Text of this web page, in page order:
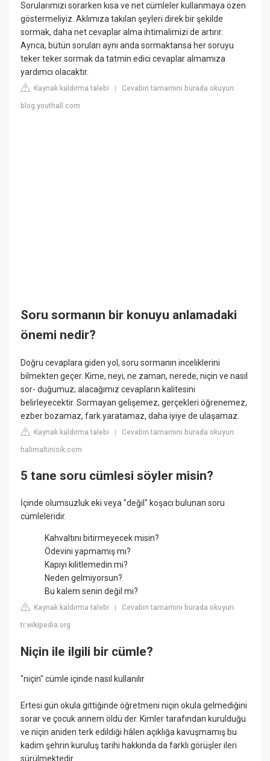
Sorularımızı sorarken kısa ve net cümleler kullanmaya özen
göstermeliyiz. Aklımıza takılan şeyleri direk bir şekilde
sormak, daha net cevaplar alma ihtimalimizi de artırır.
Ayrıca, bütün soruları aynı anda sormaktansa her soruyu
teker teker sormak da tatmin edici cevaplar almamıza
yardımcı olacaktır.
Kaynak kaldırma talebi |Cevabın tamamını burada okuyun:
blog.youthall.com
Soru sormanın bir konuyu anlamadaki
önemi nedir?
Doğru cevaplara giden yol, soru sormanın inceliklerini
bilmekten geçer. Kime, neyi, ne zaman, nerede, niçin ve nasıl
sor- duğumuz; alacağımız cevapların kalitesini
belirleyecektir. Sormayan gelişemez, gerçekleri öğrenemez,
ezber bozamaz, fark yaratamaz, daha iyiye de ulaşamaz.
Kaynak kaldırma talebi |Cevabın tamamını burada okuyun:
halimaltinisik.com
5 tane soru cümlesi söyler misin?
İçinde olumsuzluk eki veya "değil" koşacı bulunan soru
cümleleridir.
Kahvaltını bitirmeyecek misin?
Ödevini yapmamış mı?
Kapıyı kilitlemedin mi?
Neden gelmiyorsun?
Bu kalem senin değil mi?
Kaynak kaldırma talebi |Cevabın tamamını burada okuyun:
tr.wikipedia.org
Niçin ile ilgili bir cümle?
"niçin" cümle içinde nasıl kullanılır
Ertesi gün okula gittiğinde öğretmeni niçin okula gelmediğini
sorar ve çocuk annem öldü der. Kimler tarafından kurulduğu
ve niçin aniden terk edildiği hâlen açıklığa kavuşmamış bu
kadim şehrin kuruluş tarihi hakkında da farklı görüşler ileri
sürülmektedir.